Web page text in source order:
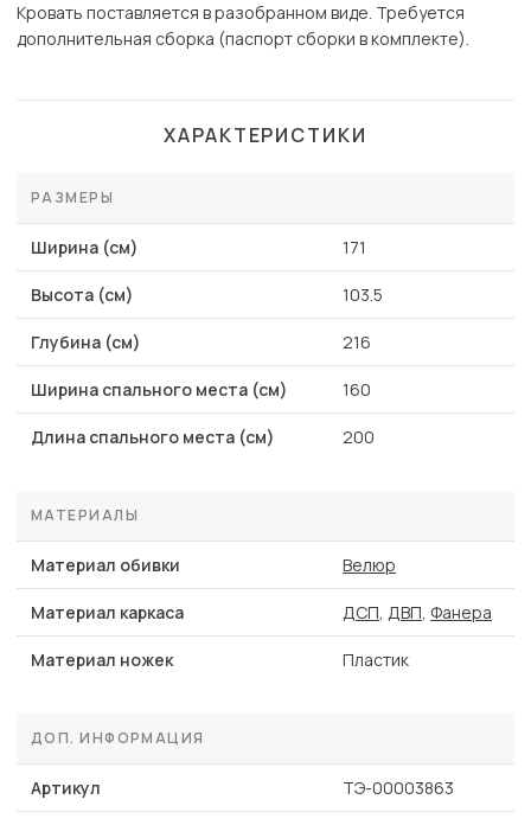
Кровать поставляется в разобранном виде. Требуется
дополнительная сборка (паспорт сборки в комплекте).
ХАРАКТЕРИСТИКИ
РАЗМЕРЫ
Ширина (см) 171
Высота (см) 103.5
Глубина (см) 216
Ширина спального места (см) 160
Длина спального места (см) 200
МАТЕРИАЛЫ
Материал обивки Велюр
Материал каркаса ДСП, ДВП, Фанера
Материал ножек Пластик
ДОП. ИНФОРМАЦИЯ
Артикул ТЭ-00003863